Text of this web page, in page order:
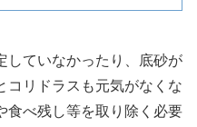
していなかったり、底砂が
コリドラスも元気がなくな
食べ残し等を取り除く必要